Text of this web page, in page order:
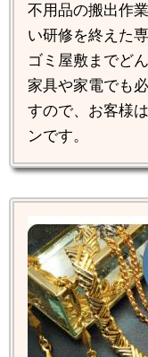
不用品の搬出作
い研修を終えた
ゴミ屋敷までど
家具や家電でも
すので、お客様
ンです。